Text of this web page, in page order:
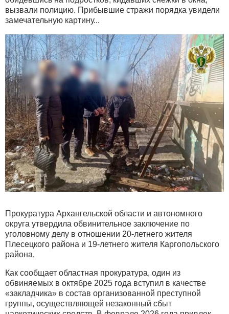
вызвали полицию. Прибывшие стражи порядка увидели
замечательную картину...
Прокуратура Архангельской области и автономного
округа утвердила обвинительное заключение по
уголовному делу в отношении 20-летнего жителя
Плесецкого района и 19-летнего жителя Каргопольского
района,
Как сообщает областная прокуратура, один из
обвиняемых в октябре 2025 года вступил в качестве
«закладчика» в состав организованной преступной
группы, осуществляющей незаконный сбыт